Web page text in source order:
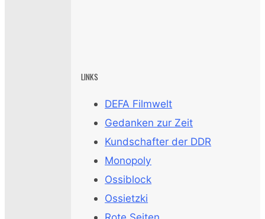
LINKS
DEFA Filmwelt
Gedanken zur Zeit
Kundschafter der DDR
Monopoly
Ossiblock
Ossietzki